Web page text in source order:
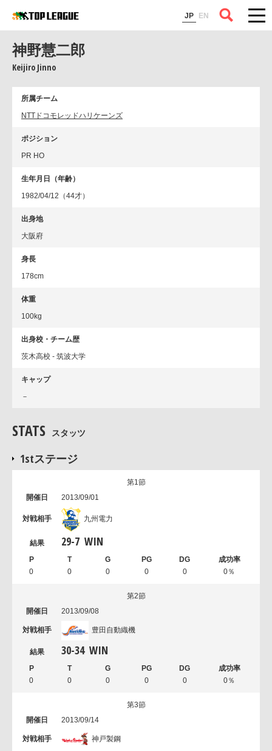
JP EN
コラム
神野慧二郎
Keijiro Jinno
所属チーム
NTTドコモレッドハリケーンズ
ポジション
PR HO
生年月日（年齢）
1982/04/12（44才）
出身地
大阪府
身長
178cm
体重
100kg
出身校・チーム歴
茨木高校 - 筑波大学
キャップ
－
STATS スタッツ
1stステージ
第1節
2013/09/01
九州電力
29-7 WIN
0 0 0 0 0 0％
第2節
2013/09/08
豊田自動織機
30-34 WIN
0 0 0 0 0 0％
第3節
2013/09/14
神戸製鋼